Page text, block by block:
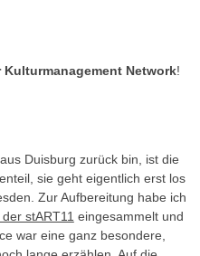
Kulturmanagement Network!
Duisburg zurück bin, ist die
sie geht eigentlich erst los
Zur Aufbereitung habe ich
stART11 eingesammelt und
war eine ganz besondere,